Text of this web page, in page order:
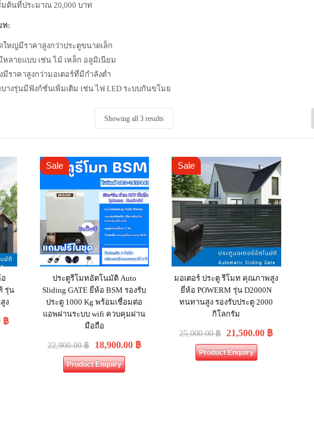
มต้นที่ประมาณ 20,000 บาท
ท:
หญ่มีราคาสูงกว่าประตูขนาดเล็ก
ลายแบบ เช่น ไม้ เหล็ก อลูมิเนียม
มีราคาสูงกว่ามอเตอร์ที่มีกำลังต่ำ
างรุ่นมีฟังก์ชั่นเพิ่มเติม เช่น ไฟ LED ระบบกันขโมย
Showing all 3 results
รุ่น
ง
฿
Sale
ประตูรีโมทอัตโนมัติ Auto
Sliding GATE ยี่ห้อ BSM รองรับ
ประตู 1000 Kg พร้อมเชื่อมต่อ
แอพผ่านระบบ wifi ควบคุมผ่าน
มือถือ
22,900.00฿ 18,900.00 ฿
Product Enquiry
Sale
มอเตอร์ ประตู รีโมท คุณภาพสูง
ยี่ห้อ POWERM รุ่น D2000N
ทนทานสูง รองรับประตู 2000
กิโลกรัม
25,000.00฿ 21,500.00 ฿
Product Enquiry